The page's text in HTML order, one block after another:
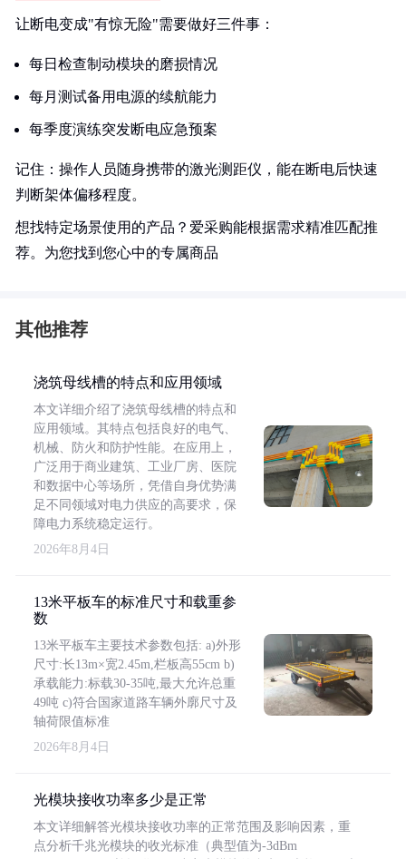
让断电变成"有惊无险"需要做好三件事：
每日检查制动模块的磨损情况
每月测试备用电源的续航能力
每季度演练突发断电应急预案
记住：操作人员随身携带的激光测距仪，能在断电后快速
判断架体偏移程度。
想找特定场景使用的产品？爱采购能根据需求精准匹配推
荐。为您找到您心中的专属商品
其他推荐
浇筑母线槽的特点和应用领域
本文详细介绍了浇筑母线槽的特点和
应用领域。其特点包括良好的电气、
机械、防火和防护性能。在应用上，
广泛用于商业建筑、工业厂房、医院
和数据中心等场所，凭借自身优势满
足不同领域对电力供应的高要求，保
障电力系统稳定运行。
2026年8月4日
13米平板车的标准尺寸和载重参
数
13米平板车主要技术参数包括: a)外形
尺寸:长13m×宽2.45m,栏板高55cm b)
承载能力:标载30-35吨,最大允许总重
49吨 c)符合国家道路车辆外廓尺寸及
轴荷限值标准
2026年8月4日
光模块接收功率多少是正常
本文详细解答光模块接收功率的正常范围及影响因素，重
点分析千兆光模块的收光标准（典型值为-3dBm